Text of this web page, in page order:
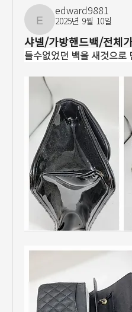
edward9881
edward9881
2025년 9월 10일
샤넬/가방핸드백/전체
들수없었던 백을 새것으로